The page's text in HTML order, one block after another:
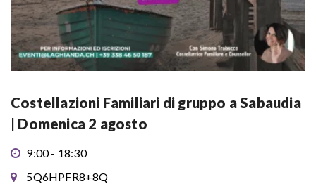
Costellazioni Familiari di gruppo a Sabaudia
| Domenica 2 agosto
9:00 - 18:30
5Q6HPFR8+8Q